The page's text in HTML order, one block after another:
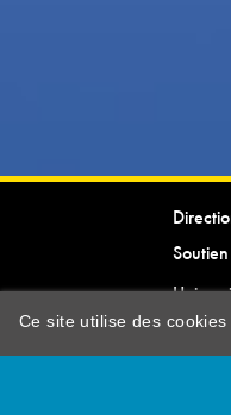
Ce site utilise des